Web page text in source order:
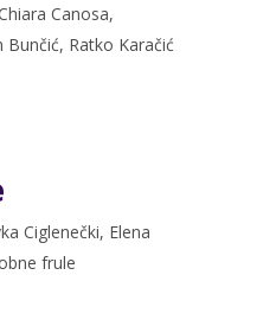
Canosa,
Bunčić, Ratko Karačić
Ciglenečki, Elena
frule